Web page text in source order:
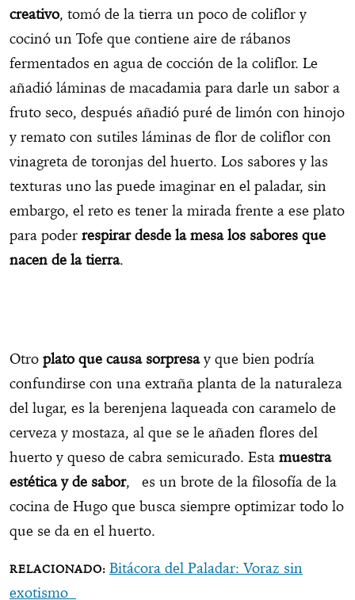
creativo, tomó de la tierra un poco de coliflor y
cocinó un Tofe que contiene aire de rábanos
fermentados en agua de cocción de la coliflor. Le
añadió láminas de macadamia para darle un sabor a
fruto seco, después añadió puré de limón con hinojo
y remato con sutiles láminas de flor de coliflor con
vinagreta de toronjas del huerto. Los sabores y las
texturas uno las puede imaginar en el paladar, sin
embargo, el reto es tener la mirada frente a ese plato
para poder respirar desde la mesa los sabores que
nacen de la tierra.
Otro plato que causa sorpresay que bien podría
confundirse con una extraña planta de la naturaleza
del lugar, es la berenjena laqueada con caramelo de
cerveza y mostaza, al que se le añaden flores del
huerto y queso de cabra semicurado. Esta muestra
estética y de sabor, es un brote de la filosofía de la
cocina de Hugo que busca siempre optimizar todo lo
que se da en el huerto.
Bitácora del Paladar: Voraz sin
exotismo